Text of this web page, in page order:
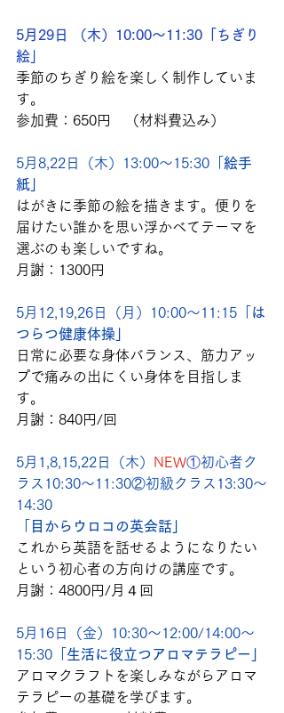
5月29日 （木）10:00～11:30「ちぎり
絵」
季節のちぎり絵を楽しく制作していま
す。
参加費：650円　（材料費込み）
5月8,22日（木）13:00～15:30「 絵手
紙」
はがきに季節の絵を描きます。便りを
届けたい誰かを思い浮かべてテーマを
選ぶのも楽しいですね。
月謝：1300円
5月12,19,26日（月）10:00～11:15「
は
つらつ健康体操」
日常に必要な身体バランス、筋力アッ
プで痛みの出にくい身体を目指しま
す。
月謝：840円/回
5月1,8,15,22日（木） NEW①初心者ク
ラス 10:30～11:30②初級クラス13:30～
14:30
目からウロコの英会話」
これから英語を話せるようになりたい
という初心者の方向けの講座です。
月謝：4800円/月４回
5月16日（金）10:30～12:00/14:00～
15:30「 生活に役立つアロマテラピー」
アロマクラフトを楽しみながらアロマ
テラピーの基礎を学びます。